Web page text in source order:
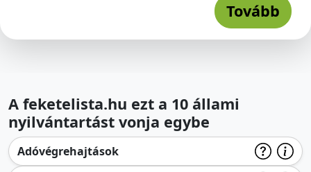
Tovább
A feketelista.hu ezt a 10 állami
nyilvántartást vonja egybe
Adóvégrehajtások